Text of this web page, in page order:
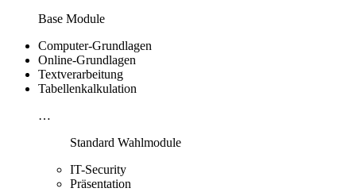
Base Module
Computer-Grundlagen
Online-Grundlagen
Textverarbeitung
Tabellenkalkulation
…
Standard Wahlmodule
IT-Security
Präsentation